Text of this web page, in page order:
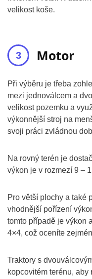
velikost koše.
Motor
Při výběru je třeba
mezi jednoválcem a
velikost pozemku a
výkonnější stroj na
svoji práci zvládnou
Na rovný terén je
výkon je v rozmezí 9 –
Pro větší plochy a také
vhodnější pořízení
tomto případě je výkon
4×4, což oceníte
Traktory s
kopcovitém terénu,